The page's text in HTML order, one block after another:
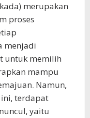
merupakan
proses
menjadi
untuk memilih
mampu
Namun,
terdapat
yaitu